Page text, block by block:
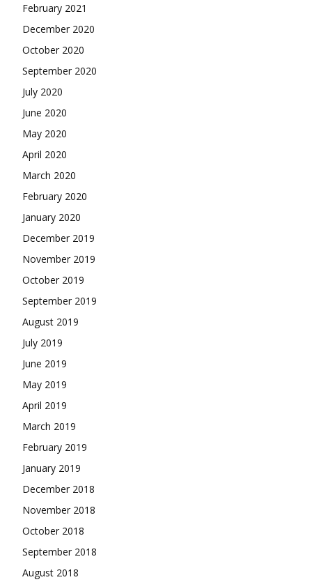
February 2021
December 2020
October 2020
September 2020
July 2020
June 2020
May 2020
April 2020
March 2020
February 2020
January 2020
December 2019
November 2019
October 2019
September 2019
August 2019
July 2019
June 2019
May 2019
April 2019
March 2019
February 2019
January 2019
December 2018
November 2018
October 2018
September 2018
August 2018